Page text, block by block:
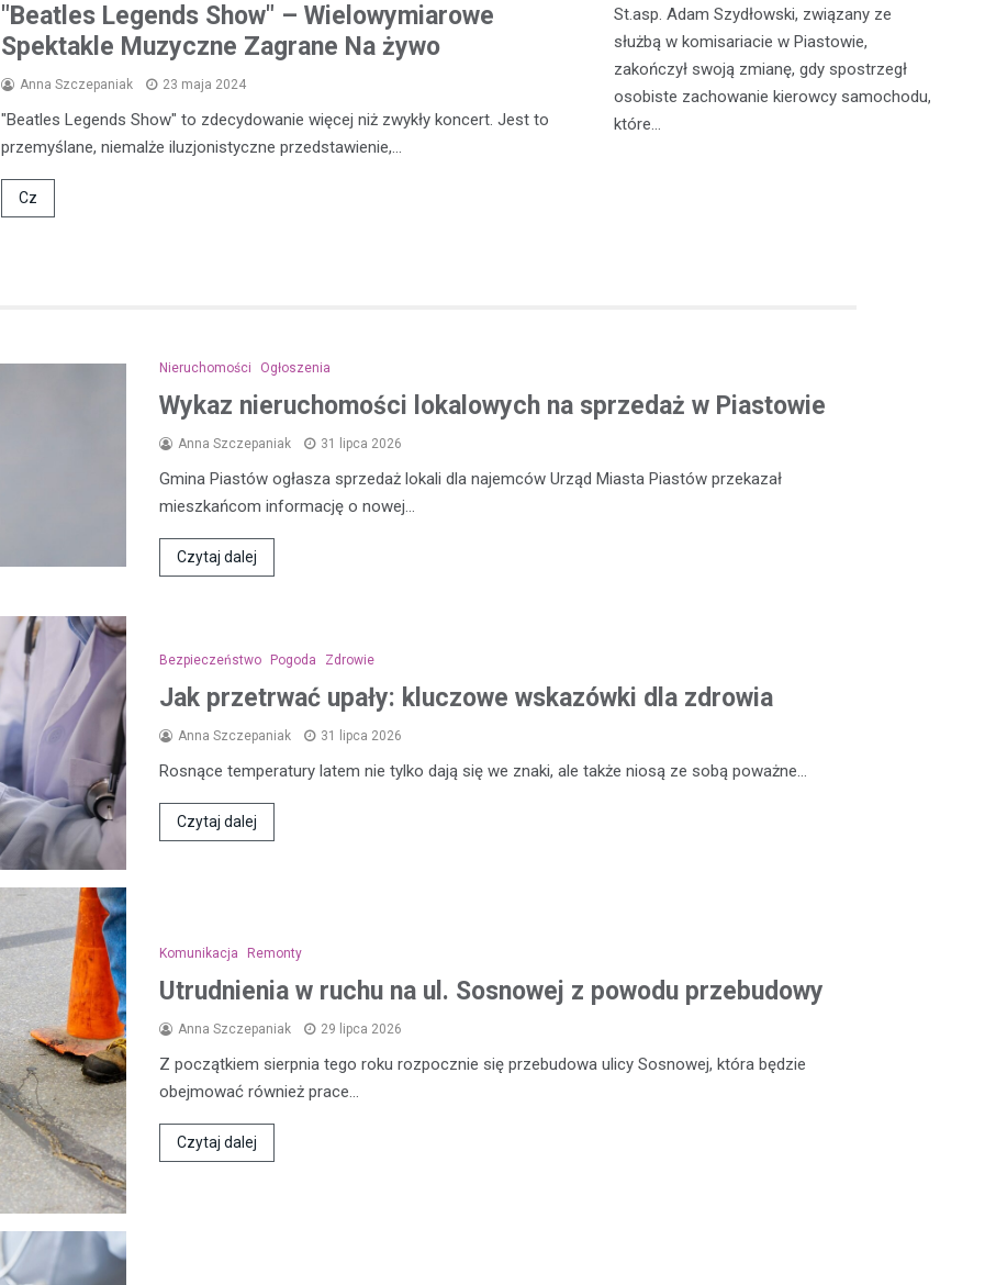
"Beatles Legends Show" – Wielowymiarowe
Spektakle Muzyczne Zagrane Na żywo
Anna Szczepaniak 23 maja 2024
"Beatles Legends Show" to zdecydowanie więcej niż zwykły koncert. Jest to
przemyślane, niemalże iluzjonistyczne przedstawienie,…
Cz
Niedawno na jednej z ulic w Pruszkowie,
doszło do incydentu, w którym agresywny i
dokonywał aktów…
St.asp. Adam Szydłowski, związany ze
służbą w komisariacie w Piastowie,
zakończył swoją zmianę, gdy spostrzegł
osobiste zachowanie kierowcy samochodu,
które…
Nieruchomości Ogłoszenia
Wykaz nieruchomości lokalowych na sprzedaż w Piastowie
Anna Szczepaniak 31 lipca 2026
Gmina Piastów ogłasza sprzedaż lokali dla najemców Urząd Miasta Piastów przekazał
mieszkańcom informację o nowej…
Czytaj dalej
Bezpieczeństwo Pogoda Zdrowie
Jak przetrwać upały: kluczowe wskazówki dla zdrowia
Anna Szczepaniak 31 lipca 2026
Rosnące temperatury latem nie tylko dają się we znaki, ale także niosą ze sobą poważne…
Czytaj dalej
Komunikacja Remonty
Utrudnienia w ruchu na ul. Sosnowej z powodu przebudowy
Anna Szczepaniak 29 lipca 2026
Z początkiem sierpnia tego roku rozpocznie się przebudowa ulicy Sosnowej, która będzie
obejmować również prace…
Czytaj dalej